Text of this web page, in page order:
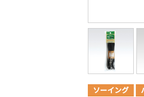
ソーイング